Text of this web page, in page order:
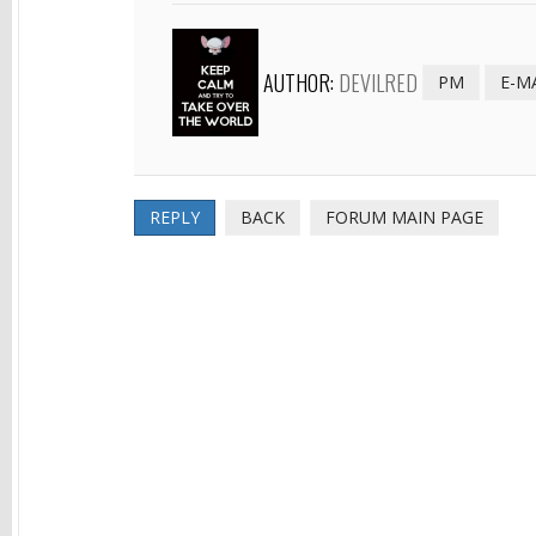
AUTHOR: DEVILRED PM E-
REPLY BACK FORUM MAIN PAGE